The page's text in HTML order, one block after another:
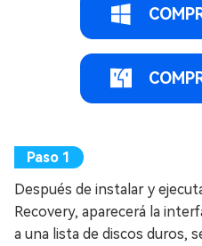
Después de instalar y
Recovery, aparecerá la
a una lista de discos duros,